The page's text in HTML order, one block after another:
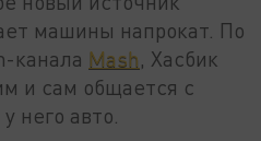
машины напрокат. По
канала Mash, Хасбик
и сам общается с
него авто.